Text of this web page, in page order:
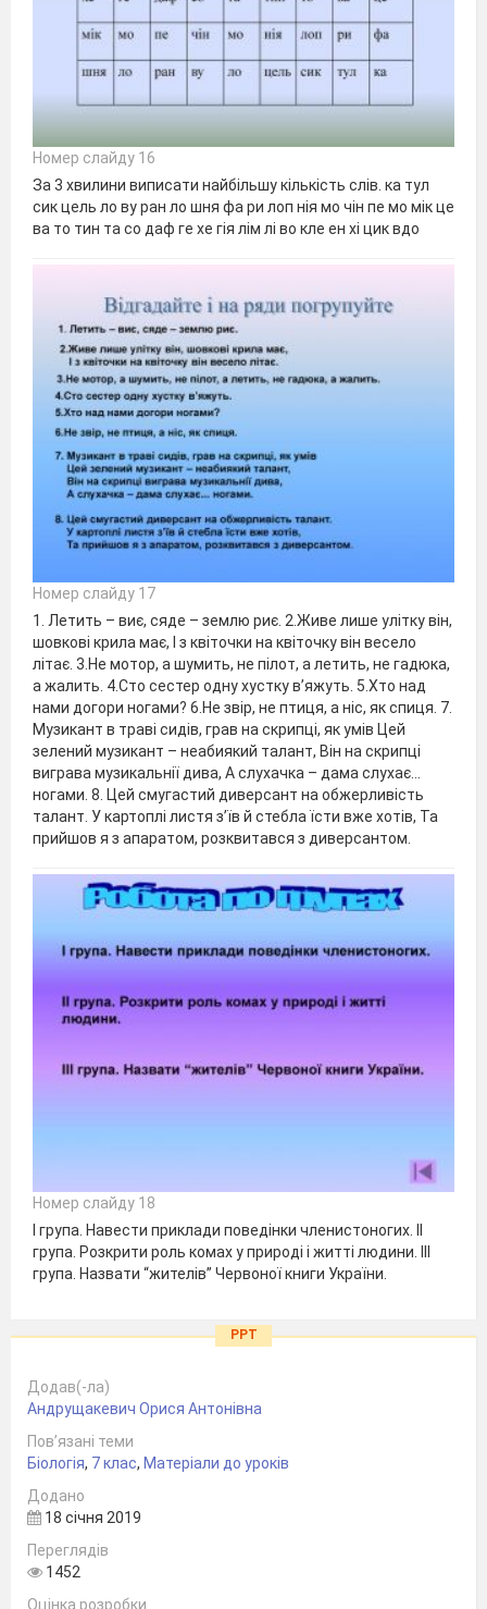
Номер слайду 16
За 3 хвилини виписати найбільшу кількість слів. ка тул
сик цель ло ву ран ло шня фа ри лоп нія мо чін пе мо мік це
ва то тин та со даф ге хе гія лім лі во кле ен хі цик вдо
Номер слайду 17
1. Летить – виє, сяде – землю риє. 2.Живе лише улітку він,
шовкові крила має, І з квіточки на квіточку він весело
літає. 3.Не мотор, а шумить, не пілот, а летить, не гадюка,
а жалить. 4.Сто сестер одну хустку в’яжуть. 5.Хто над
нами догори ногами? 6.Не звір, не птиця, а ніс, як спиця. 7.
Музикант в траві сидів, грав на скрипці, як умів Цей
зелений музикант – неабиякий талант, Він на скрипці
виграва музикальнії дива, А слухачка – дама слухає...
ногами. 8. Цей смугастий диверсант на обжерливість
талант. У картоплі листя з’їв й стебла їсти вже хотів, Та
прийшов я з апаратом, розквитався з диверсантом.
Номер слайду 18
І група. Навести приклади поведінки членистоногих. ІІ
група. Розкрити роль комах у природі і житті людини. ІІІ
група. Назвати “жителів” Червоної книги України.
PPT
Додав(-ла)
Андрущакевич Орися Антонівна
Пов’язані теми
Біологія, 7 клас, Матеріали до уроків
Додано
18 січня 2019
Переглядів
1452
Оцінка розробки